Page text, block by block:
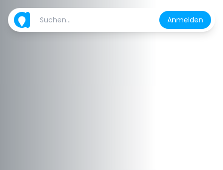
Anmelden